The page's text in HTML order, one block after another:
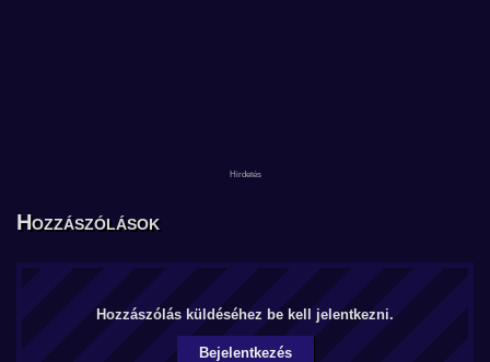
Hozzászólások
Hozzászólás küldéséhez be kell jelentkezni.
Bejelentkezés